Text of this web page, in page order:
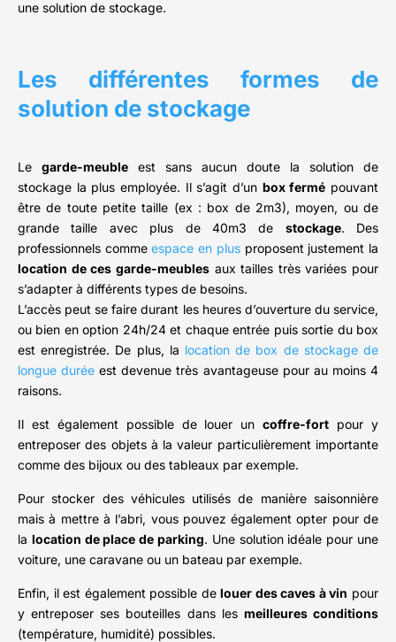
une solution de stockage.
Les différentes formes de
solution de stockage
Le garde-meuble est sans aucun doute la solution de
stockage la plus employée. Il s’agit d’un box fermé pouvant
être de toute petite taille (ex : box de 2m3), moyen, ou de
grande taille avec plus de 40m3 de stockage. Des
professionnels commeespace en plusproposent justement la
location de ces garde-meublesaux tailles très variées pour
s’adapter à différents types de besoins.
L’accès peut se faire durant les heures d’ouverture du service,
ou bien en option 24h/24 et chaque entrée puis sortie du box
est enregistrée. De plus, la location de box de stockage de
longue durée est devenue très avantageuse pour au moins 4
raisons.
Il est également possible de louer uncoffre-fort pour y
entreposer des objets à la valeur particulièrement importante
comme des bijoux ou des tableaux par exemple.
Pour stocker des véhicules utilisés de manière saisonnière
mais à mettre à l’abri, vous pouvez également opter pour de
la location de place de parking. Une solution idéale pour une
voiture, une caravane ou un bateau par exemple.
Enfin, il est également possible delouer des caves à vin pour
y entreposer ses bouteilles dans les meilleures conditions
(température, humidité) possibles.